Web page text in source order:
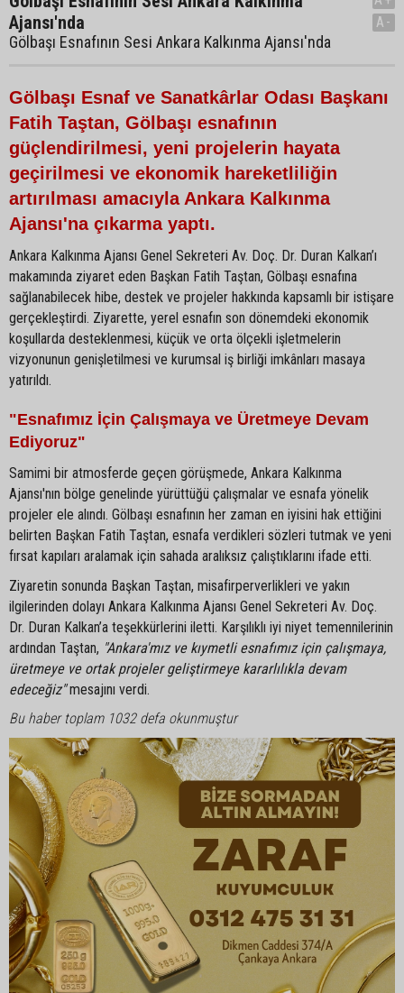
Ajansı'nda
Gölbaşı Esnafının Sesi Ankara Kalkınma Ajansı'nda
A-
Gölbaşı Esnaf ve Sanatkârlar Odası Başkanı
Fatih Taştan, Gölbaşı esnafının
güçlendirilmesi, yeni projelerin hayata
geçirilmesi ve ekonomik hareketliliğin
artırılması amacıyla Ankara Kalkınma
Ajansı'na çıkarma yaptı.
Ankara Kalkınma Ajansı Genel Sekreteri Av. Doç. Dr. Duran Kalkan’ı
makamında ziyaret eden Başkan Fatih Taştan, Gölbaşı esnafına
sağlanabilecek hibe, destek ve projeler hakkında kapsamlı bir istişare
gerçekleştirdi. Ziyarette, yerel esnafın son dönemdeki ekonomik
koşullarda desteklenmesi, küçük ve orta ölçekli işletmelerin
vizyonunun genişletilmesi ve kurumsal iş birliği imkânları masaya
yatırıldı.
"Esnafımız İçin Çalışmaya ve Üretmeye Devam
Ediyoruz"
Samimi bir atmosferde geçen görüşmede, Ankara Kalkınma
Ajansı'nın bölge genelinde yürüttüğü çalışmalar ve esnafa yönelik
projeler ele alındı. Gölbaşı esnafının her zaman en iyisini hak ettiğini
belirten Başkan Fatih Taştan, esnafa verdikleri sözleri tutmak ve yeni
fırsat kapıları aralamak için sahada aralıksız çalıştıklarını ifade etti.
Ziyaretin sonunda Başkan Taştan, misafirperverlikleri ve yakın
ilgilerinden dolayı Ankara Kalkınma Ajansı Genel Sekreteri Av. Doç.
Dr. Duran Kalkan’a teşekkürlerini iletti. Karşılıklı iyi niyet temennilerinin
ardından Taştan, "Ankara'mız ve kıymetli esnafımız için çalışmaya,
üretmeye ve ortak projeler geliştirmeye kararlılıkla devam
edeceğiz"mesajını verdi.
Bu haber toplam 1032 defa okunmuştur